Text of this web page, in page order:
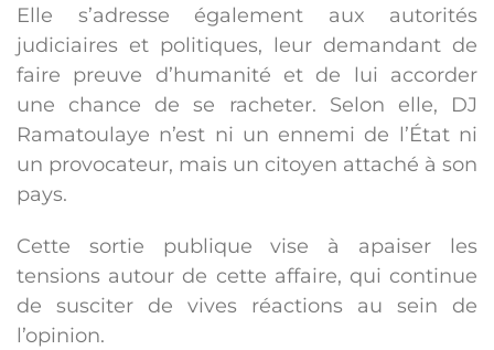
Elle s’adresse également aux autorités
judiciaires et politiques, leur demandant de
faire preuve d’humanité et de lui accorder
une chance de se racheter. Selon elle, DJ
Ramatoulaye n’est ni un ennemi de l’État ni
un provocateur, mais un citoyen attaché à son
pays.
Cette sortie publique vise à apaiser les
tensions autour de cette affaire, qui continue
de susciter de vives réactions au sein de
l’opinion.